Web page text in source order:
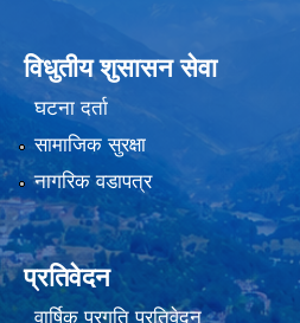
विधुतीय शुसासन सेवा
घटना दर्ता
सामाजिक सुरक्षा
नागरिक वडापत्र
प्रतिवेदन
वार्षिक प्रगति प्रतिवेदन